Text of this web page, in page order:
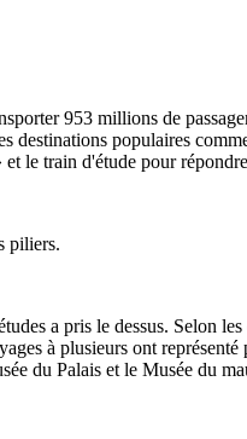
953 millions de
destinations populaires
le train d'étude pour
piliers.
a pris le dessus. Selon
à plusieurs ont
du Palais et le Musée du